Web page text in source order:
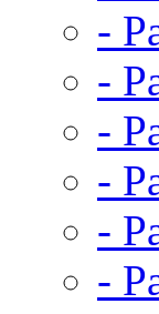
-
-
-
-
-
-